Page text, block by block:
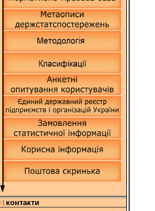
контакти